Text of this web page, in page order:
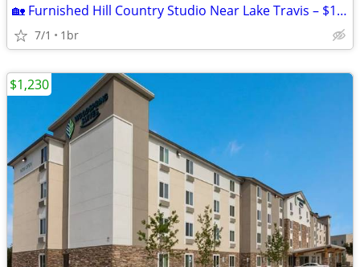
🏡 Furnished Hill Country Studio Near Lake Travis – $1195/mth
7/1 1br
$1,230